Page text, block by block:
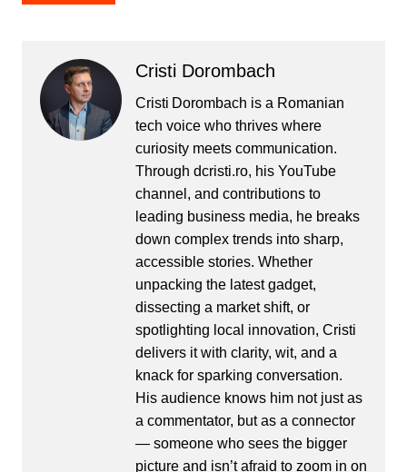
Cristi Dorombach
Cristi Dorombach is a Romanian
tech voice who thrives where
curiosity meets communication.
Through dcristi.ro, his YouTube
channel, and contributions to
leading business media, he breaks
down complex trends into sharp,
accessible stories. Whether
unpacking the latest gadget,
dissecting a market shift, or
spotlighting local innovation, Cristi
delivers it with clarity, wit, and a
knack for sparking conversation.
His audience knows him not just as
a commentator, but as a connector
— someone who sees the bigger
picture and isn’t afraid to zoom in on